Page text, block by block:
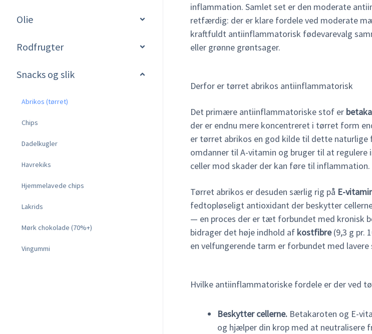
Olie
Rodfrugter
Snacks og slik
Abrikos (tørret)
Chips
Dadelkugler
Havrekiks
Hjemmelavede chips
Lakrids
Mørk chokolade (70%+)
Vingummi
inflammation. Samlet set er den moderate
retfærdig: der er klare fordele ved moderate
kraftfuldt antiinflammatorisk fødevarevalg
eller grønne grøntsager.
Derfor er tørret abrikos antiinflammatorisk
Det primære antiinflammatoriske stof er
der er endnu mere koncentreret i tørret form
er tørret abrikos en god kilde til dette naturlige
omdanner til A-vitamin og bruger til at
celler mod skader der kan føre til inflammation.
Tørret abrikos er desuden særlig rig på E-
fedtopløseligt antioxidant der beskytter
— en proces der er tæt forbundet med kronisk
bidrager det høje indhold af kostfibre(9,3 g pr.
en velfungerende tarm er forbundet med
Hvilke antiinflammatoriske fordele er der ved
Beskytter cellerne.Betakaroten og E-
og hjælper din krop med at neutralisere